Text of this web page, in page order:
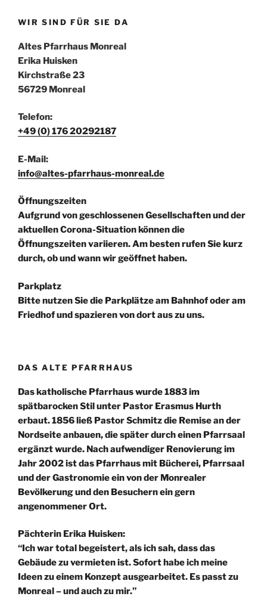
WIR SIND FÜR SIE DA
Altes Pfarrhaus Monreal
Erika Huisken
Kirchstraße 23
56729 Monreal
Telefon:
+49 (0) 176 20292187
E-Mail:
info@altes-pfarrhaus-monreal.de
Öffnungszeiten
Aufgrund von geschlossenen Gesellschaften und der
aktuellen Corona-Situation können die
Öffnungszeiten variieren. Am besten rufen Sie kurz
durch, ob und wann wir geöffnet haben.
Parkplatz
Bitte nutzen Sie die Parkplätze am Bahnhof oder am
Friedhof und spazieren von dort aus zu uns.
DAS ALTE PFARRHAUS
Das katholische Pfarrhaus wurde 1883 im
spätbarocken Stil unter Pastor Erasmus Hurth
erbaut. 1856 ließ Pastor Schmitz die Remise an der
Nordseite anbauen, die später durch einen Pfarrsaal
ergänzt wurde. Nach aufwendiger Renovierung im
Jahr 2002 ist das Pfarrhaus mit Bücherei, Pfarrsaal
und der Gastronomie ein von der Monrealer
Bevölkerung und den Besuchern ein gern
angenommener Ort.
Pächterin Erika Huisken:
“Ich war total begeistert, als ich sah, dass das
Gebäude zu vermieten ist. Sofort habe ich meine
Ideen zu einem Konzept ausgearbeitet. Es passt zu
Monreal – und auch zu mir.”